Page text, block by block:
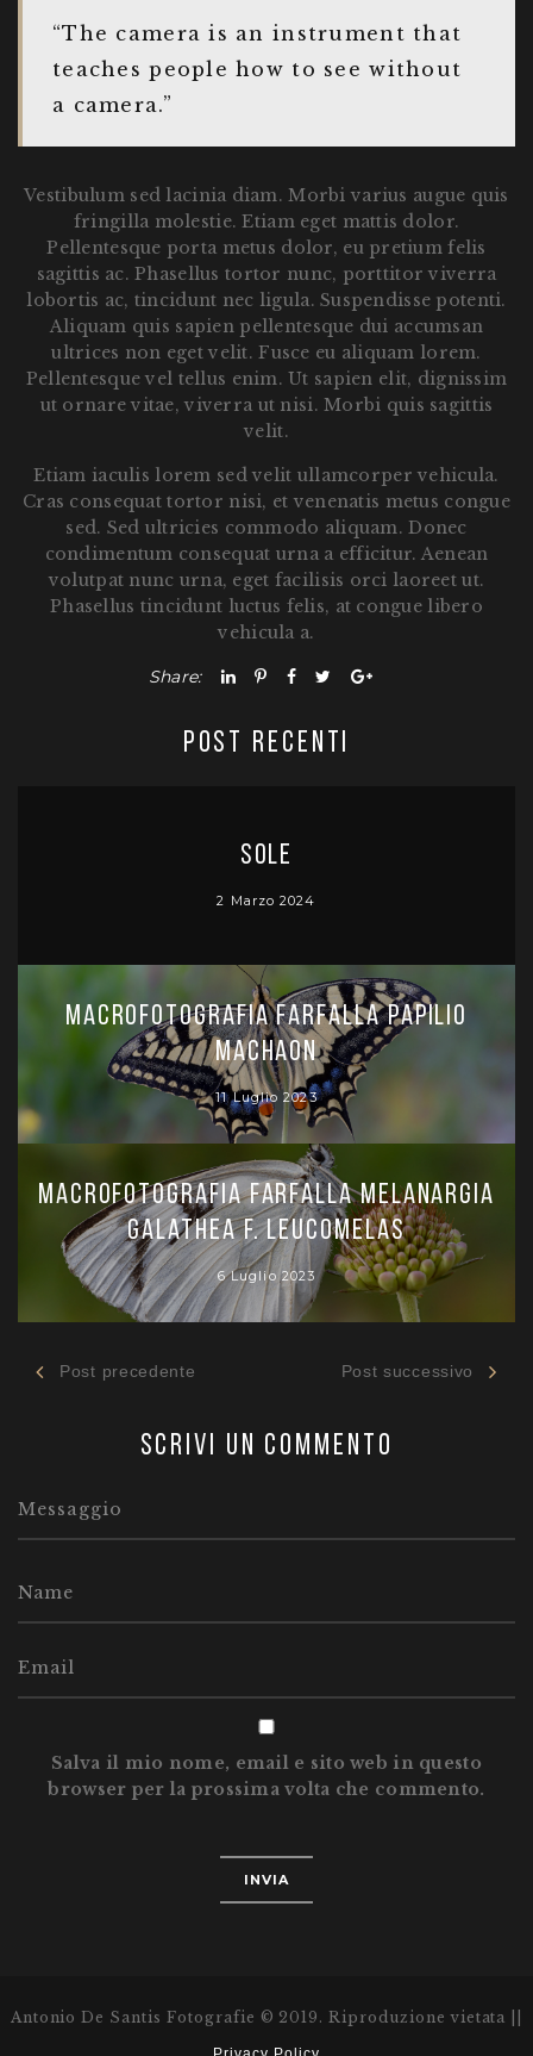
“The camera is an instrument that
teaches people how to see without
a camera.”
Vestibulum sed lacinia diam. Morbi varius augue quis
fringilla molestie. Etiam eget mattis dolor.
Pellentesque porta metus dolor, eu pretium felis
sagittis ac. Phasellus tortor nunc, porttitor viverra
lobortis ac, tincidunt nec ligula. Suspendisse potenti.
Aliquam quis sapien pellentesque dui accumsan
ultrices non eget velit. Fusce eu aliquam lorem.
Pellentesque vel tellus enim. Ut sapien elit, dignissim
ut ornare vitae, viverra ut nisi. Morbi quis sagittis
velit.
Etiam iaculis lorem sed velit ullamcorper vehicula.
Cras consequat tortor nisi, et venenatis metus congue
sed. Sed ultricies commodo aliquam. Donec
condimentum consequat urna a efficitur. Aenean
volutpat nunc urna, eget facilisis orci laoreet ut.
Phasellus tincidunt luctus felis, at congue libero
vehicula a.
Share:
POST RECENTI
Sole
2 Marzo 2024
Macrofotografia farfalla Papilio
machaon
11 Luglio 2023
Macrofotografia Farfalla Melanargia
galathea f. leucomelas
6 Luglio 2023
Post precedente Post successivo
Scrivi un commento
Salva il mio nome, email e sito web in questo
browser per la prossima volta che commento.
Antonio De Santis Fotografie © 2019. Riproduzione vietata ||